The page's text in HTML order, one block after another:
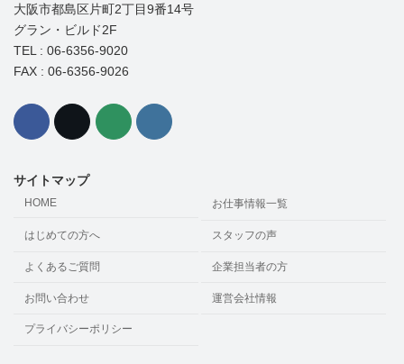
大阪市都島区片町2丁目9番14号
グラン・ビルド2F
TEL : 06-6356-9020
FAX : 06-6356-9026
サイトマップ
HOME お仕事情報一覧
はじめての方へ スタッフの声
よくあるご質問 企業担当者の方
お問い合わせ 運営会社情報
プライバシーポリシー